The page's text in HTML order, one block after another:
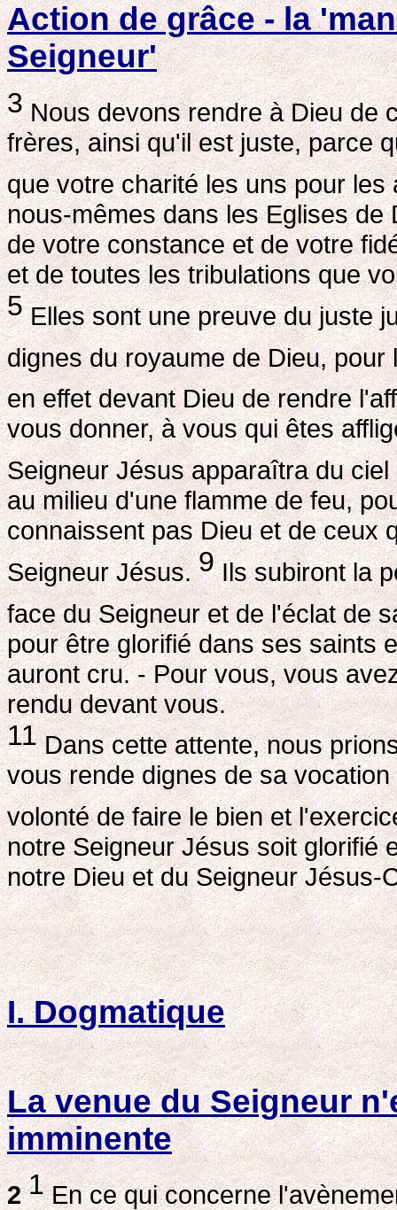
Action de grâce - la
Seigneur'
3Nous devons rendre à Dieu de
frères, ainsi qu'il est juste, parce
que votre charité les uns pour
nous-mêmes dans les Eglises
de votre constance et de votre
et de toutes les tribulations que
5Elles sont une preuve du juste
dignes du royaume de Dieu,
en effet devant Dieu de rendre
vous donner, à vous qui êtes
Seigneur Jésus apparaîtra du
au milieu d'une flamme de feu,
connaissent pas Dieu et de ceux
Seigneur Jésus.9Ils subiront la
face du Seigneur et de l'éclat de
pour être glorifié dans ses saints
auront cru. - Pour vous, vous
rendu devant vous.
11Dans cette attente, nous
vous rende dignes de sa
volonté de faire le bien et
notre Seigneur Jésus soit glorifié
notre Dieu et du Seigneur Jésus-
I. Dogmatique
La venue du Seigneur
imminente
2 1En ce qui concerne